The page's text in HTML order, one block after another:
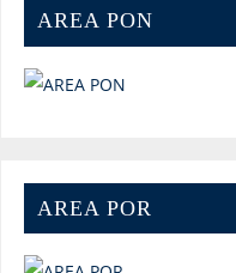
AREA PON
AREA POR